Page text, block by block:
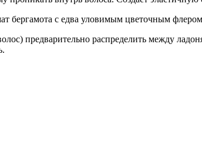
бергамота с едва уловимым цветочным
предварительно распределить между